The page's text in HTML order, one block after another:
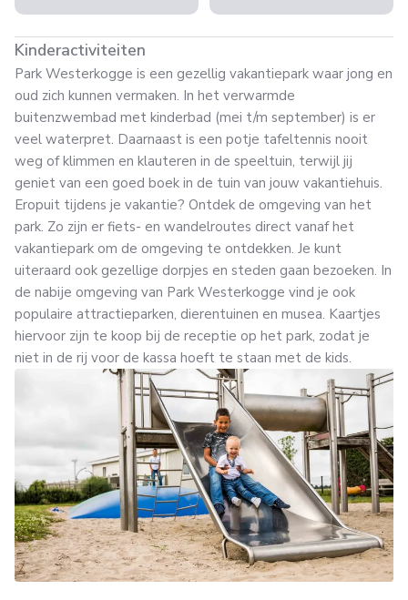
Kinderactiviteiten
Park Westerkogge is een gezellig vakantiepark waar jong en
oud zich kunnen vermaken. In het verwarmde
buitenzwembad met kinderbad (mei t/m september) is er
veel waterpret. Daarnaast is een potje tafeltennis nooit
weg of klimmen en klauteren in de speeltuin, terwijl jij
geniet van een goed boek in de tuin van jouw vakantiehuis.
Eropuit tijdens je vakantie? Ontdek de omgeving van het
park. Zo zijn er fiets- en wandelroutes direct vanaf het
vakantiepark om de omgeving te ontdekken. Je kunt
uiteraard ook gezellige dorpjes en steden gaan bezoeken. In
de nabije omgeving van Park Westerkogge vind je ook
populaire attractieparken, dierentuinen en musea. Kaartjes
hiervoor zijn te koop bij de receptie op het park, zodat je
niet in de rij voor de kassa hoeft te staan met de kids.